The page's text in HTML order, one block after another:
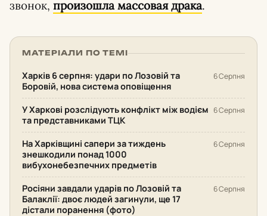
звонок, произошла массовая драка.
МАТЕРІАЛИ ПО ТЕМІ
Харків 6 серпня: удари по Лозовій та
Боровій, нова система оповіщення
6 Серпня
У Харкові розслідують конфлікт між водієм
та представниками ТЦК
6 Серпня
На Харківщині сапери за тиждень
знешкодили понад 1000
вибухонебезпечних предметів
6 Серпня
Росіяни завдали ударів по Лозовій та
Балаклії: двоє людей загинули, ще 17
дістали поранення (фото)
6 Серпня